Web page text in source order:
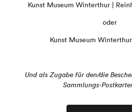
Kunst Museum Winterthur |
oder
Kunst Museum
Und als Zugabe für den/die
Sammlungs-